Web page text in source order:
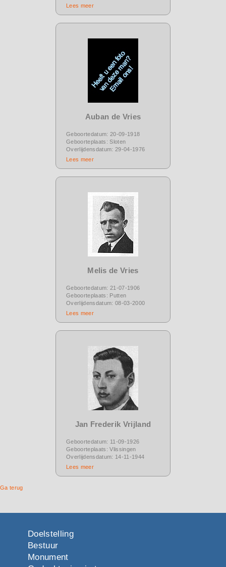
Lees meer
Auban de Vries
Geboortedatum: 20-09-1918
Geboorteplaats: Sloten
Overlijdensdatum: 29-04-1976
Lees meer
Melis de Vries
Geboortedatum: 21-07-1906
Geboorteplaats: Putten
Overlijdensdatum: 08-03-2000
Lees meer
Jan Frederik Vrijland
Geboortedatum: 11-09-1926
Geboorteplaats: Vlissingen
Overlijdensdatum: 14-11-1944
Lees meer
Ga terug
Doelstelling
Bestuur
Monument